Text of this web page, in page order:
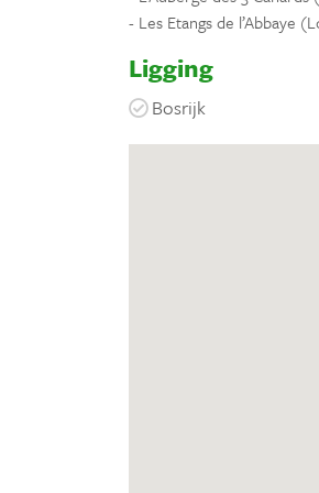
- Les Etangs de l’Abbaye
Ligging
Bosrijk